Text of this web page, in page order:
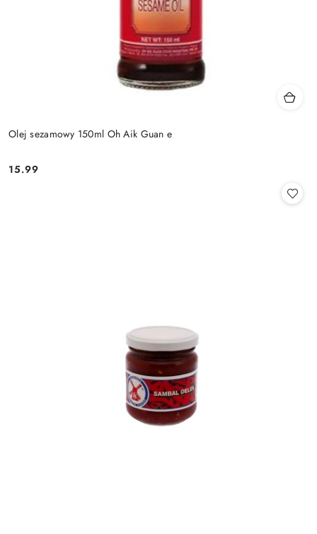
Olej sezamowy 150ml Oh Aik Guan e
Cena:
15.99